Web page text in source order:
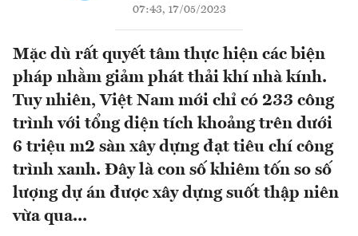
07:43, 17/05/2023
Mặc dù rất quyết tâm thực hiện các biện
pháp nhằm giảm phát thải khí nhà kính.
Tuy nhiên, Việt Nam mới chỉ có 233 công
trình với tổng diện tích khoảng trên dưới
6 triệu m2 sàn xây dựng đạt tiêu chí công
trình xanh. Đây là con số khiêm tốn so số
lượng dự án được xây dựng suốt thập niên
vừa qua...